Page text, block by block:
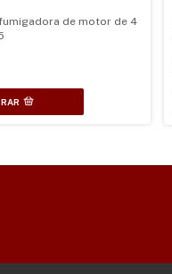
de motor de 4